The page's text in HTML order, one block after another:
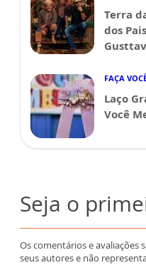
Terra
dos
FAÇA
Laço
Você
Seja o
Os comentários e avaliações
seus autores e não